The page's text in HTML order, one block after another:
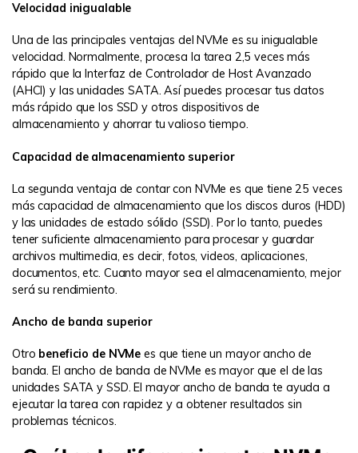
Velocidad inigualable
Una de las principales ventajas del NVMe es su inigualable
velocidad. Normalmente, procesa la tarea 2,5 veces más
rápido que la Interfaz de Controlador de Host Avanzado
(AHCI) y las unidades SATA. Así puedes procesar tus datos
más rápido que los SSD y otros dispositivos de
almacenamiento y ahorrar tu valioso tiempo.
Capacidad de almacenamiento superior
La segunda ventaja de contar con NVMe es que tiene 25 veces
más capacidad de almacenamiento que los discos duros (HDD)
y las unidades de estado sólido (SSD). Por lo tanto, puedes
tener suficiente almacenamiento para procesar y guardar
archivos multimedia, es decir, fotos, videos, aplicaciones,
documentos, etc. Cuanto mayor sea el almacenamiento, mejor
será su rendimiento.
Ancho de banda superior
Otro beneficio de NVMe es que tiene un mayor ancho de
banda. El ancho de banda de NVMe es mayor que el de las
unidades SATA y SSD. El mayor ancho de banda te ayuda a
ejecutar la tarea con rapidez y a obtener resultados sin
problemas técnicos.